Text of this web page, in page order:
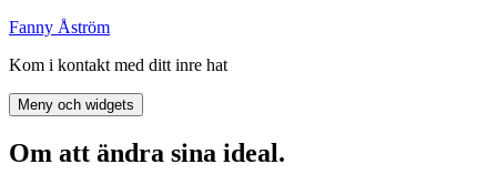
Hoppa
innehåll
Fanny Åström
Kom i kontakt med ditt inre hat
Meny och widgets
Om att ändra sina ideal.